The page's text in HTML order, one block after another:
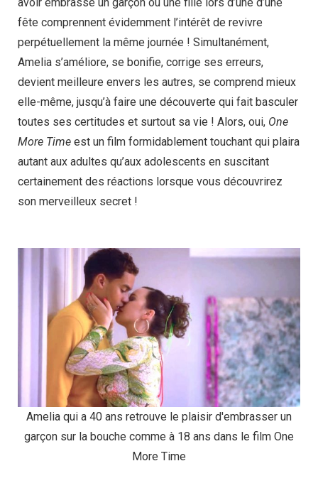
avoir embrassé un garçon ou une fille lors d’une d’une
fête comprennent évidemment l’intérêt de revivre
perpétuellement la même journée ! Simultanément,
Amelia s’améliore, se bonifie, corrige ses erreurs,
devient meilleure envers les autres, se comprend mieux
elle-même, jusqu’à faire une découverte qui fait basculer
toutes ses certitudes et surtout sa vie ! Alors, oui, One
More Time est un film formidablement touchant qui plaira
autant aux adultes qu’aux adolescents en suscitant
certainement des réactions lorsque vous découvrirez
son merveilleux secret !
Amelia qui a 40 ans retrouve le plaisir d'embrasser un
garçon sur la bouche comme à 18 ans dans le film One
More Time